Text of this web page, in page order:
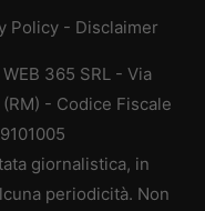
Policy - Disclaimer
365 SRL - Via
- Codice Fiscale
giornalistica, in
periodicità. Non